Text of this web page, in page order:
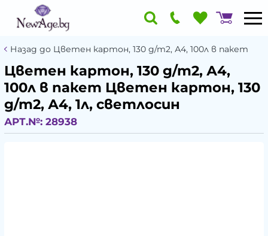
Назад до Цветен картон, 130 g/m2, А4, 100л в пакет
Цветен картон, 130 g/m2, А4,
100л в пакет Цветен картон, 130
g/m2, А4, 1л, светлосин
АРТ.№: 28938